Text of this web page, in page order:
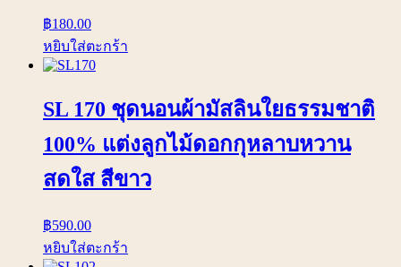
฿180.00
หยิบใส่ตะกร้า
SL 170 ชุดนอนผ้ามัสลินใยธรรมชาติ
100% แต่งลูกไม้ดอกกุหลาบหวาน
สดใส สีขาว
฿590.00
หยิบใส่ตะกร้า